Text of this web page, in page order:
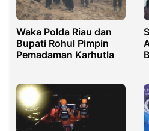
Waka Polda Riau dan
Bupati Rohul Pimpin
Pemadaman Karhutla